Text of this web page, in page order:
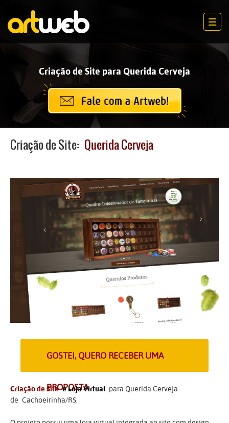
Criação de Site para Querida Cerveja
Criação de Site: Querida Cerveja
GOSTEI, QUERO RECEBER UMA
PROPOSTA
Criação de Sitee Loja Virtual para Querida Cerveja
de Cachoeirinha/RS.